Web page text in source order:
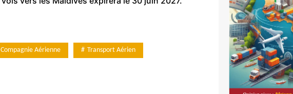
Compagnie Aérienne Transport Aérien